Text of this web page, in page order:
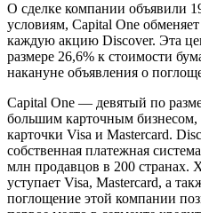
О сделке компании объявили
условиям, Capital One
каждую акцию Discover. Эта
размере 26,6% к стоимости
накануне объявления о
Capital One — девятый по
большим карточным
карточки Visa и Mastercard.
собственная платежная
млн продавцов в 200 странах.
уступает Visa, Mastercard, а
поглощение этой компании